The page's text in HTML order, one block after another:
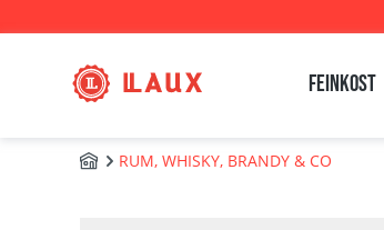
Feinkost
FINE DRINKING
RUM, WHISKY, BRANDY & CO